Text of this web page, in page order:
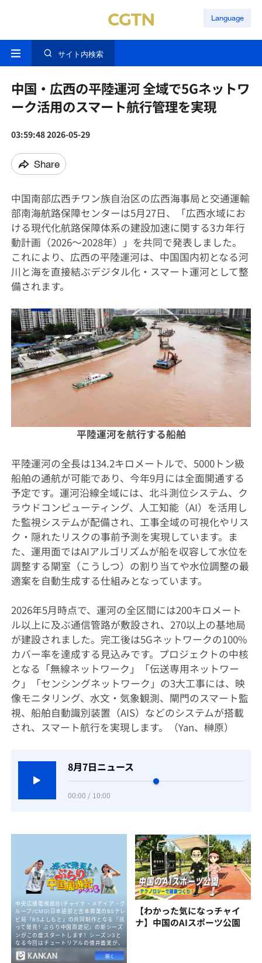
Language
サイト内検索
中国・広西の平陸運河 全域で5Gネットワ
ーク活用のスマート航行管理を実現
03:59:48 2026-05-29
Share
中国南部広西チワン族自治区の広西海事局と交通運輸
部南海航路保障センターは5月27日、「広西水域にお
ける現代化航路保障体系の建設加速に関する3カ年行
動計画（2026～2028年）」を共同で発表しました。
これにより、広西の平陸運河は、中国国内初となる河
川と海を直接結ぶデジタル化・スマート運河として整
備されます。
平陸運河を航行する船舶
平陸運河の全長は134.2キロメートルで、5000トン級
船舶の通航が可能であり、今年9月には全面開通する
予定です。運河沿線全域には、北斗測位システム、ク
ラウドコンピューティング、人工知能（AI）を活用し
た監視システムが配備され、工事全域の可視化やリス
ク・隠れたリスクの事前予測を実現しています。ま
た、運用面ではAIアルゴリズムが船を収容して水位を
調整する閘室（こうしつ）の割り当てや水位調整の最
適案を自動生成する仕組みとなっています。
2026年5月時点で、運河の全区間には200キロメート
ル以上に及ぶ通信管路が敷設され、270以上の基地局
が建設されました。完工後は5Gネットワークの100%
カバー率を達成する見込みです。プロジェクトの中核
となる「無線ネットワーク」「伝送専用ネットワー
ク」「センシングネットワーク」の3大工事には、映
像モニタリング、水文・気象観測、閘門のスマート監
視、船舶自動識別装置（AIS）などのシステムが搭載
され、スマート航行を実現します。（Yan、榊原）
8月7日ニュース
00:00 / 10:00
【わかった気になっチャイ
ナ】中国のAIスポーツ公園